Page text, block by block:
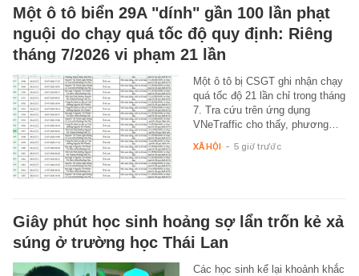
Một ô tô biển 29A "dính" gần 100 lần phạt
nguội do chạy quá tốc độ quy định: Riêng
tháng 7/2026 vi phạm 21 lần
Một ô tô bị CSGT ghi nhận chạy
quá tốc độ 21 lần chỉ trong tháng
7. Tra cứu trên ứng dụng
VNeTraffic cho thấy, phương…
XÃ HỘI - 5 giờ trước
Giây phút học sinh hoảng sợ lẩn trốn kẻ xả
súng ở trường học Thái Lan
Các học sinh kể lại khoảnh khắc